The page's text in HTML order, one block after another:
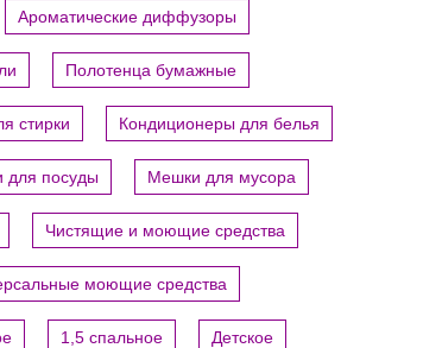
Ароматические диффузоры
Полотенца бумажные
стирки Кондиционеры для белья
для посуды Мешки для мусора
Чистящие и моющие средства
моющие средства
1,5 спальное Детское